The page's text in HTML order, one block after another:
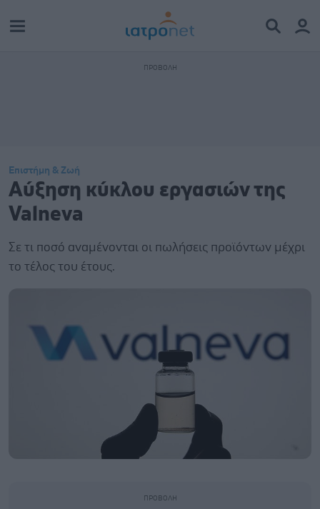
Επιστήμη & Ζωή
Αύξηση κύκλου εργασιών της
Valneva
Σε τι ποσό αναμένονται οι πωλήσεις προϊόντων μέχρι
τo τέλος του έτους.